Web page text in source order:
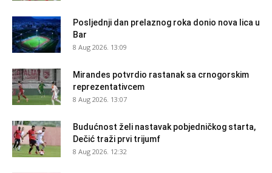
Posljednji dan prelaznog roka donio nova lica u
Bar
8 Aug 2026. 13:09
Mirandes potvrdio rastanak sa crnogorskim
reprezentativcem
8 Aug 2026. 13:07
Budućnost želi nastavak pobjedničkog starta,
Dečić traži prvi trijumf
8 Aug 2026. 12:32